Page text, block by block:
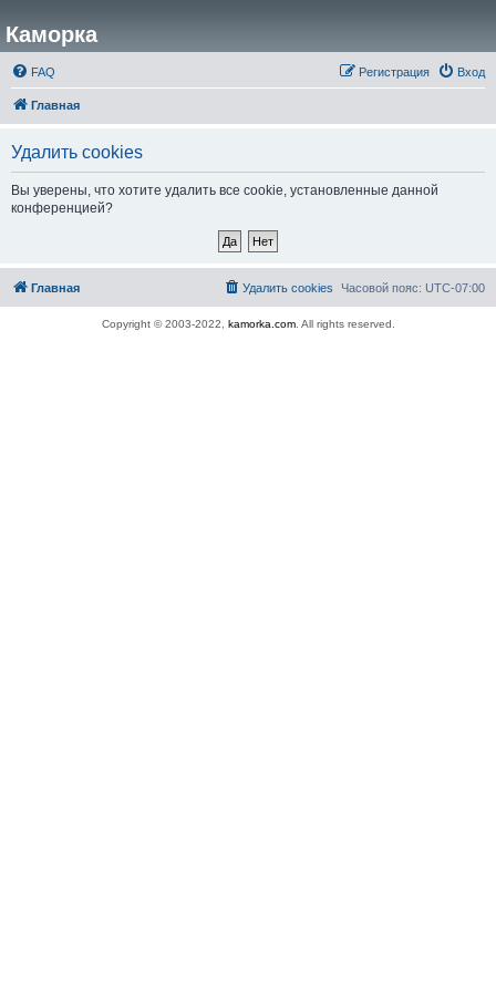
Каморка
FAQ Вход
Регистрация
Главная
Удалить cookies
Вы уверены, что хотите удалить все cookie, установленные данной
конференцией?
Главная Часовой пояс: UTC-07:00
Удалить cookies
Copyright © 2003-2022, kamorka.com. All rights reserved.